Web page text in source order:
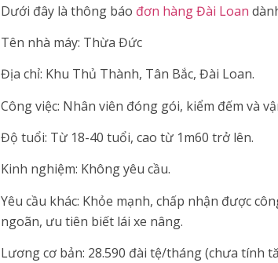
Dưới đây là thông báo đơn hàng Đài Loan
Tên nhà máy: Thừa Đức
Địa chỉ: Khu Thủ Thành, Tân Bắc, Đài Loan.
Công việc: Nhân viên đóng gói, kiểm đếm và
Độ tuổi: Từ 18-40 tuổi, cao từ 1m60 trở lên.
Kinh nghiệm: Không yêu cầu.
Yêu cầu khác: Khỏe mạnh, chấp nhận được
ngoãn, ưu tiên biết lái xe nâng.
Lương cơ bản: 28.590 đài tệ/tháng (chưa tính